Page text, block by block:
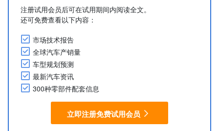
注册试用会员后可在试用期间内阅读全文。
还可免费查看以下内容：
市场技术报告
全球汽车产销量
车型规划预测
最新汽车资讯
300种零部件配套信息
立即注册免费试用会员